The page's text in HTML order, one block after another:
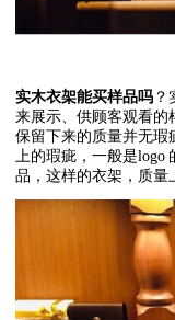
实木衣架能买样品吗
来展示、供顾客观看的
保留下来的质量并无瑕
上的瑕疵，一般是logo
品，这样的衣架，质量